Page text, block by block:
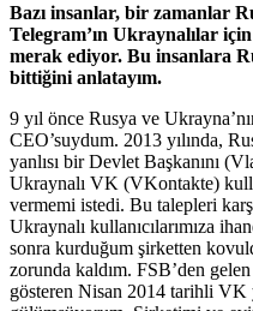
Bazı insanlar, bir zamanlar
Telegram’ın Ukraynalılar
merak ediyor. Bu insanlara
bittiğini anlatayım.
9 yıl önce Rusya ve
CEO’suydum. 2013 yılında,
yanlısı bir Devlet Başkanını
Ukraynalı VK (VKontakte)
vermemi istedi. Bu talepleri
Ukraynalı kullanıcılarımıza
sonra kurduğum şirketten
zorunda kaldım. FSB’den gelen
gösteren Nisan 2014 tarihli VK